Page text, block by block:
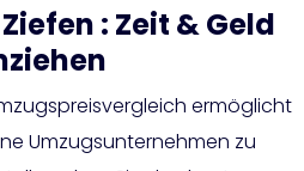
: Zeit & Geld
ermöglicht
Umzugsunternehmen zu